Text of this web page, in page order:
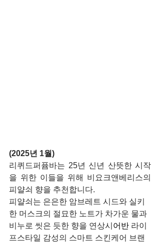
(2025년 1월)
리퀴드퍼퓸바는 25년 신년 산뜻한 시작
을 위한 이들을 위해 비요크앤베리스의
피얄쇠 향을 추천합니다.
피얄쇠는 은은한 암브레트 시드와 실키
한 머스크의 절묘한 노트가 차가운 물과
비누로 씻은 듯한 향을 연상시 어반 라이
프스타일 감성의 스마트 스킨케어 브랜